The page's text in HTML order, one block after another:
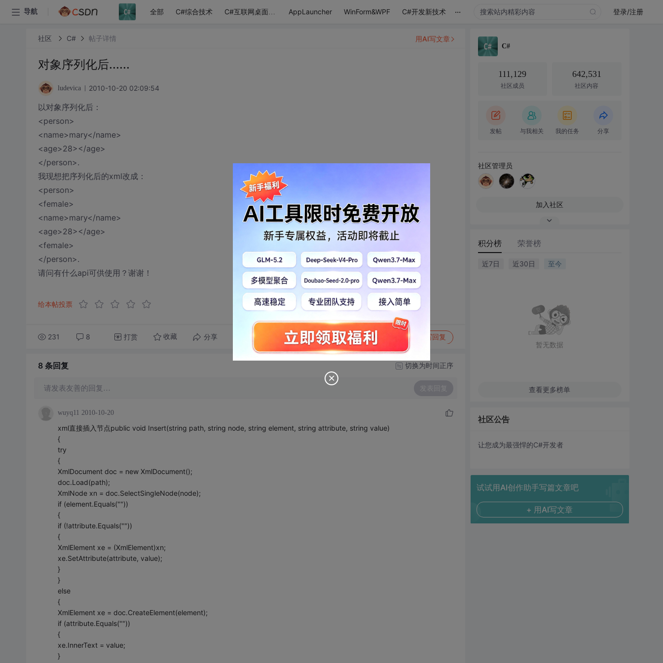
导航 全部 C#综合技术 C#互联网桌面应用 AppLauncher WinForm&WPF C#开发新技术 ... 登录/注册
社区 C# 帖子详情
对象序列化后......
ludevica 2010-10-20 02:09:54
以对象序列化后：
<person>
<name>mary</name>
<age>28></age>
</person>.
我现想把序列化后的xml改成：
<person>
<female>
<name>mary</name>
<age>28></age>
<female>
</person>.
请问有什么api可供使用？谢谢！
给本帖投票
231 8 打赏 收藏 分享 转发到动态 举报 写回复
用AI写文章
8 条回复 切换为时间正序
请发表友善的回复… 发表回复
wuyq11 2010-10-20
xml直接插入节点public void Insert(string path, string node, string element, string attribute, string value)
{
try
{
XmlDocument doc = new XmlDocument();
doc.Load(path);
XmlNode xn = doc.SelectSingleNode(node);
if (element.Equals(""))
{
if (!attribute.Equals(""))
{
XmlElement xe = (XmlElement)xn;
xe.SetAttribute(attribute, value);
}
}
else
{
XmlElement xe = doc.CreateElement(element);
if (attribute.Equals(""))
{
xe.InnerText = value;
}
C#
111,129
社区成员
642,531
社区内容
发帖 与我相关 我的任务 分享
社区管理员
加入社区
积分榜 荣誉榜
近7日 近30日 至今
暂无数据
查看更多榜单
社区公告
让您成为最强悍的C#开发者
试试用AI创作助手写篇文章吧
+ 用AI写文章